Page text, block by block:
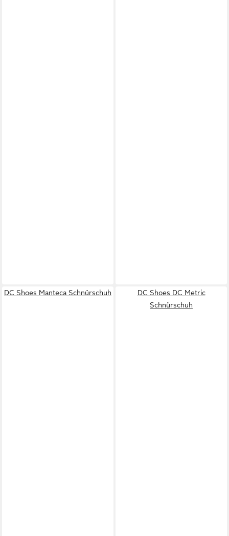
DC Shoes Manteca Schnürschuh
DC Shoes DC Metric
Schnürschuh